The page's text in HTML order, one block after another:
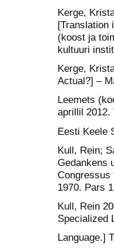
Kerge,
[Translation
(koost ja
kultuuri
Kerge,
Actual?] –
Leemets
aprillil 2012.
Eesti Keele
Kull, Rein;
Gedankens
Congressus
1970. Pars
Kull, Rein
Specialized
Language.]